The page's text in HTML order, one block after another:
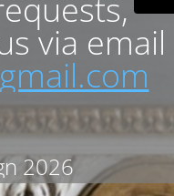
via email
2026